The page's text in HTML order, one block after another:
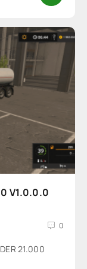
V1.0.0.0
0
21.000